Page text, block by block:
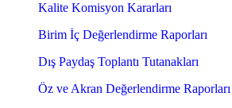
Kalite Komisyon Kararları
Birim İç Değerlendirme Raporları
Dış Paydaş Toplantı Tutanakları
Öz ve Akran Değerlendirme Raporları